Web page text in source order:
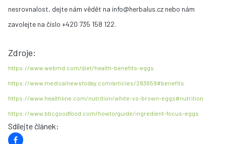
nesrovnalost, dejte nám vědět na info@herbalus.cz nebo nám
zavolejte na číslo +420 735 158 122.
Zdroje:
https://www.webmd.com/diet/health-benefits-eggs
https://www.medicalnewstoday.com/articles/283659#benefits
https://www.healthline.com/nutrition/white-vs-brown-eggs#nutrition
https://www.bbcgoodfood.com/howto/guide/ingredient-focus-eggs
Sdílejte článek: